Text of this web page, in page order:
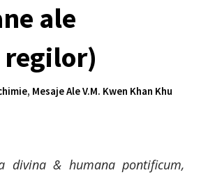
ale
, Mesaje Ale V.M. Kwen Khan Khu
divina & humana pontificum,